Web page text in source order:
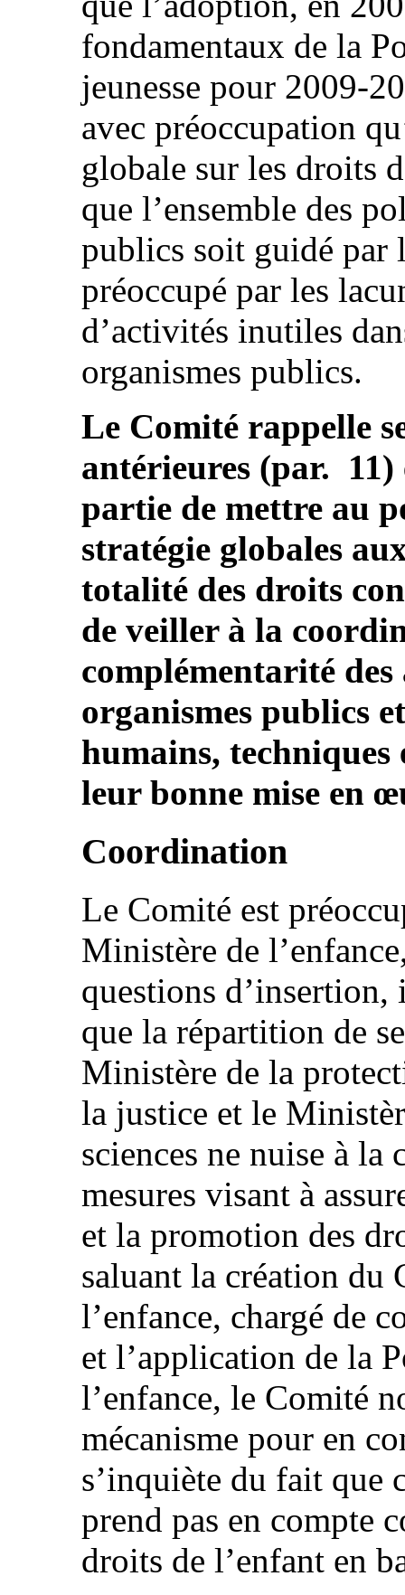
fondamentaux de la
jeunesse pour 2009-
avec préoccupation
globale sur les droits
que l’ensemble des
publics soit guidé par
préoccupé par les
d’activités inutiles
organismes publics.
Le Comité rappelle
antérieures (par. 11)
partie de mettre au
stratégie globales
totalité des droits
de veiller à la
complémentarité
organismes publics
humains, techniques
leur bonne mise en
Coordination
Le Comité est
Ministère de
questions
que la répartition de
Ministère de la
la justice et le
sciences ne nuise à
mesures visant à
et la promotion des
saluant la création du
l’enfance, chargé de
et l’application de la
l’enfance, le Comité
mécanisme pour en
s’inquiète du fait que
prend pas en compte
droits de l’enfant en